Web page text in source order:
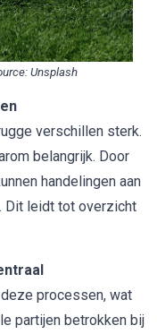
Unsplash
verschillen sterk.
belangrijk. Door
handelingen aan
Dit leidt tot overzicht
processen, wat
partijen betrokken bij